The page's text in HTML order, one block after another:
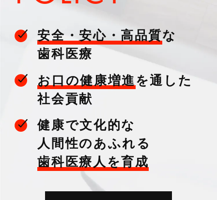
安全・安心・高品質な
歯科医療
お口の健康増進 を通した
社会貢献
健康で文化的な
人間性のあふれる
歯科医療人を育成